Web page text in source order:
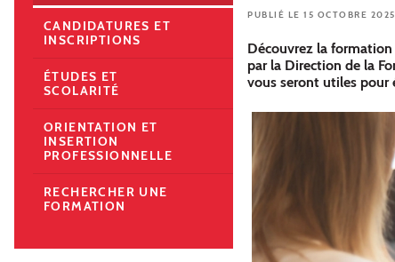
PUBLIÉ LE 15 OCTOBRE 2025
Découvrez la
par la Direction de la
vous seront utiles pour
CANDIDATURES ET
INSCRIPTIONS
ÉTUDES ET
SCOLARITÉ
ORIENTATION ET
INSERTION
PROFESSIONNELLE
RECHERCHER UNE
FORMATION